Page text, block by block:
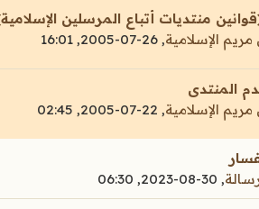
منتديات أتباع المرسلين
الإسلامية,
26-07-2005, 16:01
المنتدى
الإسلامية,
22-07-2005, 02:45
,
30-08-2023, 06:30